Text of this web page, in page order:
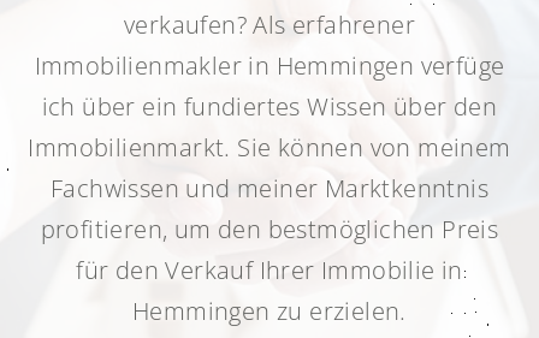
verkaufen? Als erfahrener
Immobilienmakler in Hemmingen verfüge
ich über ein fundiertes Wissen über den
Immobilienmarkt. Sie können von meinem
Fachwissen und meiner Marktkenntnis
profitieren, um den bestmöglichen Preis
für den Verkauf Ihrer Immobilie in
Hemmingen zu erzielen.